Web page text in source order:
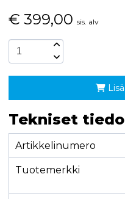
€ 399,00 sis. alv
Tekniset
Artikkelinumero
Tuotemerkki